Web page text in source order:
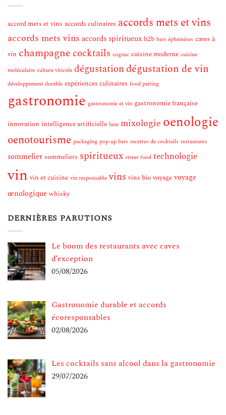
accord mets et vins accords culinaires accords mets et vins
accords mets vins accords spiritueux b2b bars éphémères caves à
vin champagne cocktails cognac cuisine moderne cuisine
moléculaire culture viticole dégustationdégustation de vin
développement durable expériences culinaires food pairing
gastronomie gastronomie et vin gastronomie française
innovation intelligence artificielle luxe mixologie oenologie
oenotourisme packaging pop-up bars recettes de cocktails restaurants
sommelier sommeliers spiritueux street food technologie
vin vin et cuisine vin responsable vins vins bio voyage voyage
œnologique whisky
DERNIÈRES PARUTIONS
Le boom des restaurants avec caves
d’exception
05/08/2026
Gastronomie durable et accords
écoresponsables
02/08/2026
Les cocktails sans alcool dans la gastronomie
29/07/2026